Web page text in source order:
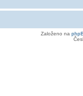
Založeno na